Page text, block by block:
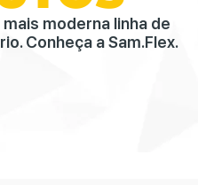
moderna linha de
Conheça a Sam.Flex.